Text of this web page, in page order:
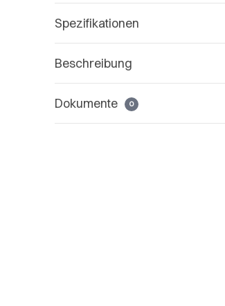
Spezifikationen
Beschreibung
Dokumente 0